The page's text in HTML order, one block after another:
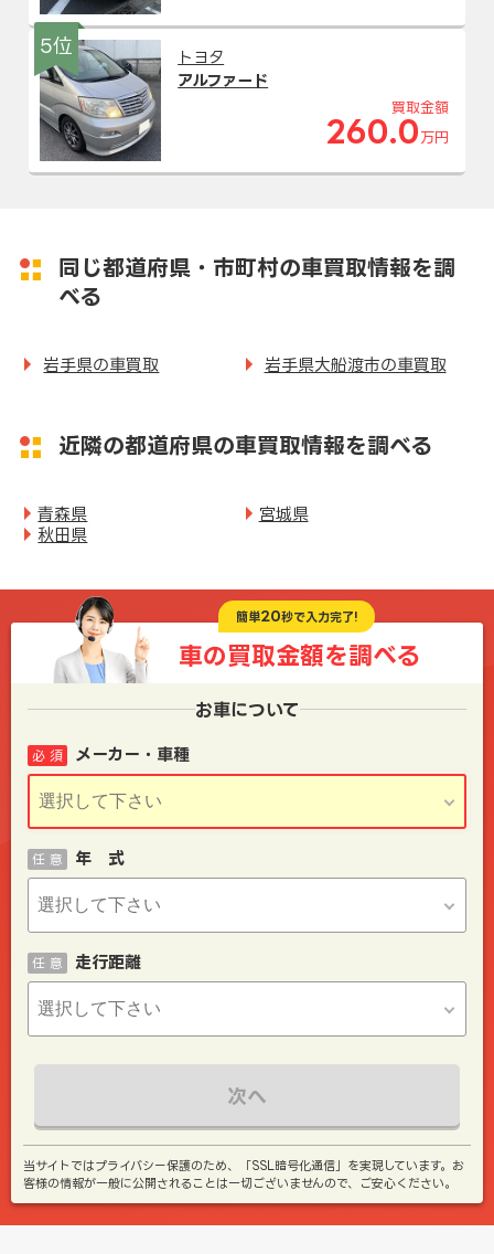
5位
トヨタ
アルファード
買取金額
260.0 万円
同じ都道府県・市町村の車買取情報を調
べる
岩手県の車買取 岩手県大船渡市の車買取
近隣の都道府県の車買取情報を調べる
青森県
宮城県
秋田県
簡単20秒で入力完了!
車の買取金額を調べる
お車について
メーカー・車種
必 須
年 式
任 意
走行距離
任 意
次へ
当サイトではプライバシー保護のため、「SSL暗号化通信」を実現しています。お
客様の情報が一般に公開されることは一切ございませんので、ご安心ください。